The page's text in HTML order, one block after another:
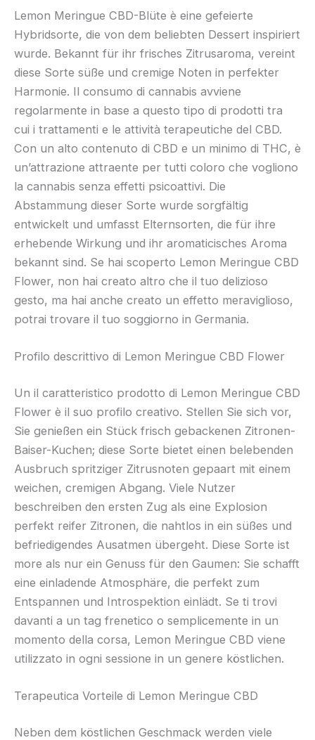
Lemon Meringue CBD-Blüte è eine gefeierte
Hybridsorte, die von dem beliebten Dessert inspiriert
wurde. Bekannt für ihr frisches Zitrusaroma, vereint
diese Sorte süße und cremige Noten in perfekter
Harmonie. Il consumo di cannabis avviene
regolarmente in base a questo tipo di prodotti tra
cui i trattamenti e le attività terapeutiche del CBD.
Con un alto contenuto di CBD e un minimo di THC, è
un’attrazione attraente per tutti coloro che vogliono
la cannabis senza effetti psicoattivi. Die
Abstammung dieser Sorte wurde sorgfältig
entwickelt und umfasst Elternsorten, die für ihre
erhebende Wirkung und ihr aromaticisches Aroma
bekannt sind. Se hai scoperto Lemon Meringue CBD
Flower, non hai creato altro che il tuo delizioso
gesto, ma hai anche creato un effetto meraviglioso,
potrai trovare il tuo soggiorno in Germania.
Profilo descrittivo di Lemon Meringue CBD Flower
Un il caratteristico prodotto di Lemon Meringue CBD
Flower è il suo profilo creativo. Stellen Sie sich vor,
Sie genießen ein Stück frisch gebackenen Zitronen-
Baiser-Kuchen; diese Sorte bietet einen belebenden
Ausbruch spritziger Zitrusnoten gepaart mit einem
weichen, cremigen Abgang. Viele Nutzer
beschreiben den ersten Zug als eine Explosion
perfekt reifer Zitronen, die nahtlos in ein süßes und
befriedigendes Ausatmen übergeht. Diese Sorte ist
more als nur ein Genuss für den Gaumen: Sie schafft
eine einladende Atmosphäre, die perfekt zum
Entspannen und Introspektion einlädt. Se ti trovi
davanti a un tag frenetico o semplicemente in un
momento della corsa, Lemon Meringue CBD viene
utilizzato in ogni sessione in un genere köstlichen.
Terapeutica Vorteile di Lemon Meringue CBD
Neben dem köstlichen Geschmack werden viele